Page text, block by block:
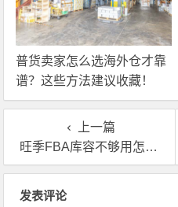
普货卖家怎么选海外仓才靠
谱？这些方法建议收藏！
上一篇
旺季FBA库容不够用怎么办？英国海外仓高效中转可以帮你
发表评论